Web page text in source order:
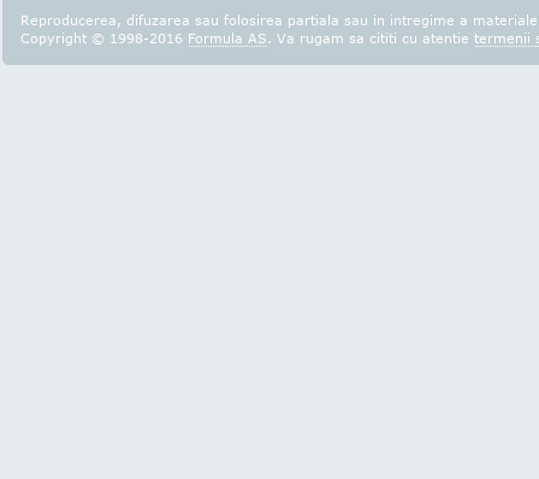
Reproducerea, difuzarea sau folosirea partiala sau in intregime a
Copyright © 1998-2016 Formula AS. Va rugam sa cititi cu atentie termenii